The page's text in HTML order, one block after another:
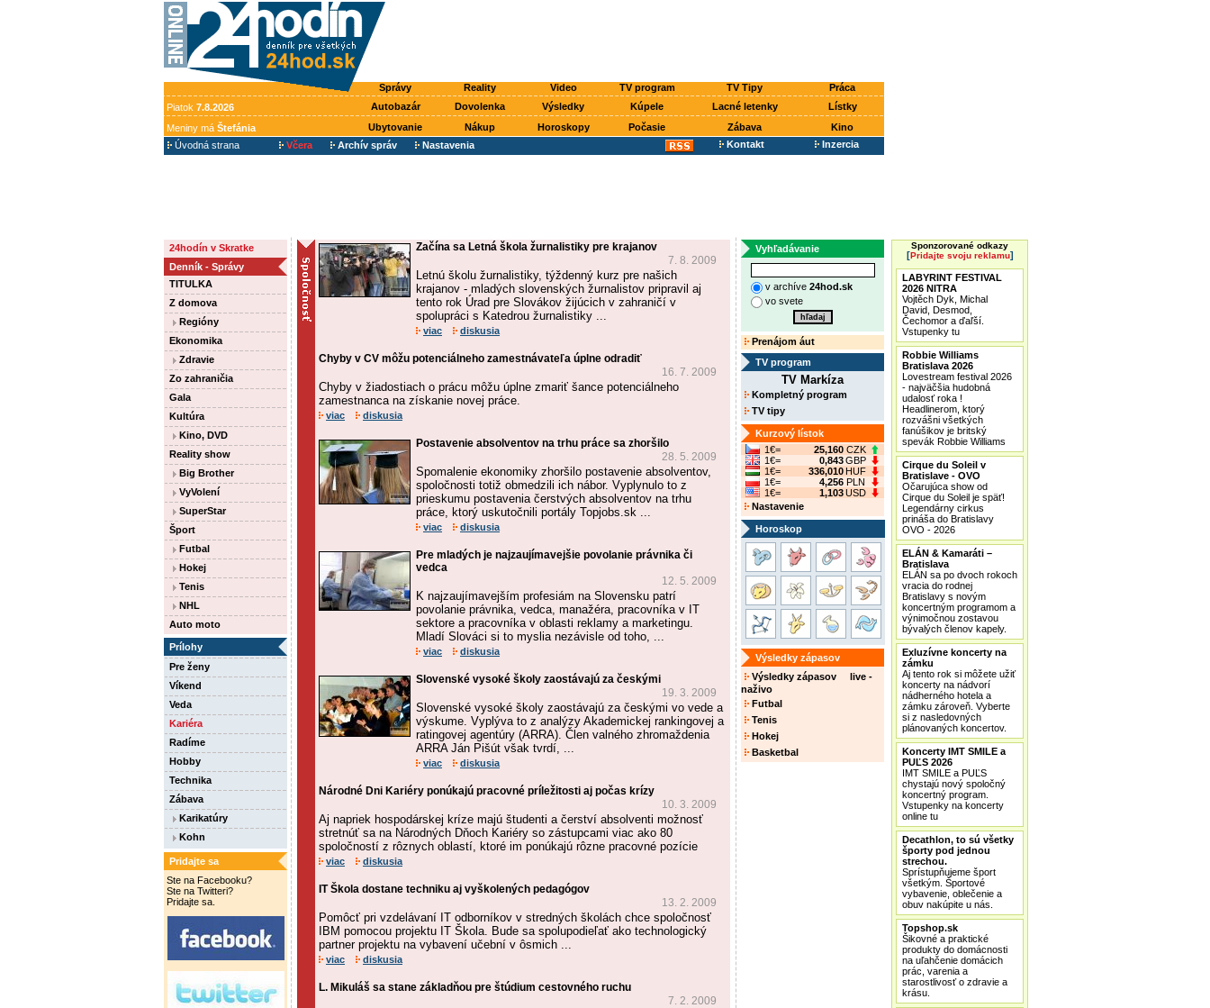
Správy Reality Video TV program TV Tipy
Práca
Piatok 7.8.2026 Autobazár Dovolenka Výsledky Kúpele Lacné letenky
Lístky
Meniny má Štefánia Ubytovanie Nákup Horoskopy Počasie Zábava
Kino
Úvodná strana
Včera Archív správ Nastavenia Kontakt Inzercia
24hodín v Skratke
Denník - Správy
TITULKA
Z domova
Regióny
Ekonomika
Zdravie
Zo zahraničia
Gala
Kultúra
Kino, DVD
Reality show
Big Brother
VyVolení
SuperStar
Šport
Futbal
Hokej
Tenis
NHL
Auto moto
Prílohy
Pre ženy
Víkend
Veda
Kariéra
Radíme
Hobby
Technika
Zábava
Karikatúry
Kohn
Pridajte sa
Ste na Facebooku?
Ste na Twitteri?
Pridajte sa.
Začína sa Letná škola žurnalistiky pre krajanov
7. 8. 2009
Letnú školu žurnalistiky, týždenný kurz pre našich
krajanov - mladých slovenských žurnalistov pripravil aj
tento rok Úrad pre Slovákov žijúcich v zahraničí v
spolupráci s Katedrou žurnalistiky ...
viac diskusia
Chyby v CV môžu potenciálneho zamestnávateľa úplne odradiť
16. 7. 2009
Chyby v žiadostiach o prácu môžu úplne zmariť šance potenciálneho
zamestnanca na získanie novej práce.
viac diskusia
Postavenie absolventov na trhu práce sa zhoršilo
28. 5. 2009
Spomalenie ekonomiky zhoršilo postavenie absolventov,
spoločnosti totiž obmedzili ich nábor. Vyplynulo to z
prieskumu postavenia čerstvých absolventov na trhu
práce, ktorý uskutočnili portály Topjobs.sk ...
viac diskusia
Pre mladých je najzaujímavejšie povolanie právnika či
vedca
12. 5. 2009
K najzaujímavejším profesiám na Slovensku patrí
povolanie právnika, vedca, manažéra, pracovníka v IT
sektore a pracovníka v oblasti reklamy a marketingu.
Mladí Slováci si to myslia nezávisle od toho, ...
viac diskusia
Slovenské vysoké školy zaostávajú za českými
19. 3. 2009
Slovenské vysoké školy zaostávajú za českými vo vede a
výskume. Vyplýva to z analýzy Akademickej rankingovej a
ratingovej agentúry (ARRA). Člen valného zhromaždenia
ARRA Ján Pišút však tvrdí, ...
viac diskusia
Národné Dni Kariéry ponúkajú pracovné príležitosti aj počas krízy
10. 3. 2009
Aj napriek hospodárskej kríze majú študenti a čerství absolventi možnosť
stretnúť sa na Národných Dňoch Kariéry so zástupcami viac ako 80
spoločností z rôznych oblastí, ktoré im ponúkajú rôzne pracovné pozície
viac diskusia
IT Škola dostane techniku aj vyškolených pedagógov
13. 2. 2009
Pomôcť pri vzdelávaní IT odborníkov v stredných školách chce spoločnosť
IBM pomocou projektu IT Škola. Bude sa spolupodieľať ako technologický
partner projektu na vybavení učební v ôsmich ...
viac diskusia
L. Mikuláš sa stane základňou pre štúdium cestovného ruchu
7. 2. 2009
Vyhľadávanie
v archíve 24hod.sk
vo svete
Prenájom áut
TV program
TV Markíza
Kompletný program
TV tipy
Kurzový lístok
1€=
25,160 CZK
1€=
0,843GBP
1€=
336,010HUF
1€=
4,256 PLN
1€=
1,103USD
Nastavenie
Horoskop
Výsledky zápasov
Výsledky zápasov live -
naživo
Futbal
Tenis
Hokej
Basketbal
Sponzorované odkazy
[Pridajte svoju reklamu]
LABYRINT FESTIVAL
2026 NITRA
Vojtěch Dyk, Michal
David, Desmod,
Čechomor a ďaľší.
Vstupenky tu
Robbie Williams
Bratislava 2026
Lovestream festival 2026
- najväčšia hudobná
udalosť roka !
Headlinerom, ktorý
rozvášni všetkých
fanúšikov je britský
spevák Robbie Williams
Cirque du Soleil v
Bratislave - OVO
Očarujúca show od
Cirque du Soleil je späť!
Legendárny cirkus
prináša do Bratislavy
OVO - 2026
ELÁN & Kamaráti –
Bratislava
ELÁN sa po dvoch rokoch
vracia do rodnej
Bratislavy s novým
koncertným programom a
výnimočnou zostavou
bývalých členov kapely.
Exluzívne koncerty na
zámku
Aj tento rok si môžete užiť
koncerty na nádvorí
nádherného hotela a
zámku zároveň. Vyberte
si z nasledovných
plánovaných koncertov.
Koncerty IMT SMILE a
PUĽS 2026
IMT SMILE a PUĽS
chystajú nový spoločný
koncertný program.
Vstupenky na koncerty
online tu
Decathlon, to sú všetky
športy pod jednou
strechou.
Sprístupňujeme šport
všetkým. Športové
vybavenie, oblečenie a
obuv nakúpite u nás.
Topshop.sk
Šikovné a praktické
produkty do domácnosti
na uľahčenie domácich
prác, varenia a
starostlivosť o zdravie a
krásu.